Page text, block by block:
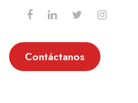
Contáctanos